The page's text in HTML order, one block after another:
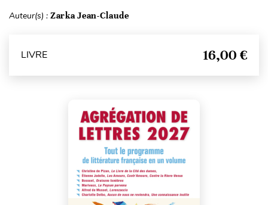
Auteur(s) : Zarka Jean-Claude
LIVRE 16,00 €